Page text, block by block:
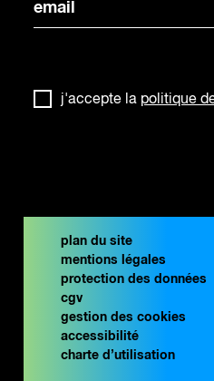
j'accepte la politique
plan du site
mentions légales
protection des données
cgv
gestion des cookies
accessibilité
charte d’utilisation